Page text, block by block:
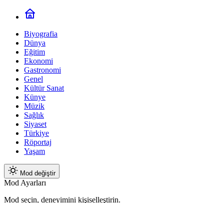
Biyografia
Dünya
Eğitim
Ekonomi
Gastronomi
Genel
Kültür Sanat
Künye
Müzik
Sağlık
Siyaset
Türkiye
Röportaj
Yaşam
Mod değiştir
Mod Ayarları
Mod seçin, deneyimini kişiselleştirin.